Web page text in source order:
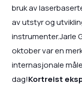
bruk av
av utstyr og
instrumenter.Jarle
oktober var en
internasjonale
dag!Kortreist